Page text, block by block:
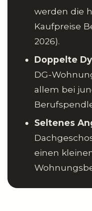
werden die
Kaufpreise
2026).
Doppelte
DG-
allem bei
Seltenes
einen